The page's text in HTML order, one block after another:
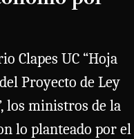
Clapes UC “Hoja
Proyecto de Ley
los ministros de la
lo planteado por el